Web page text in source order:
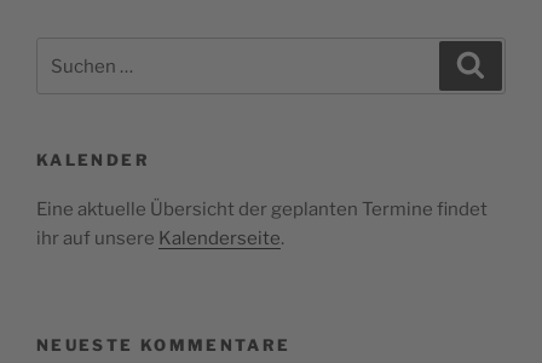
nach:
KALENDER
Eine aktuelle Übersicht der geplanten Termine findet
ihr auf unsere Kalenderseite.
NEUESTE KOMMENTARE